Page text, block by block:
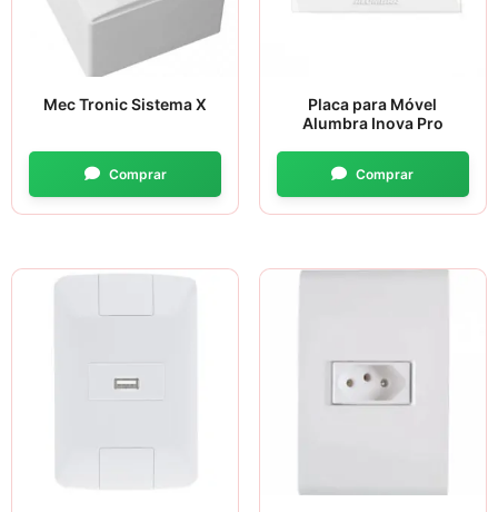
Mec Tronic Sistema X
Placa para Móvel
Alumbra Inova Pro